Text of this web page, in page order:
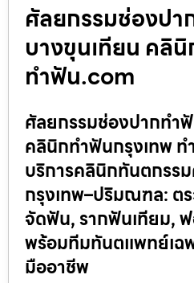
ศัลยกรรมช่องปา
บางขุนเทียน คลิ
ทำฟัน.com
ศัลยกรรมช่องปากทำ
คลินิกทำฟันกรุงเทพ
บริการคลินิกทันตกรร
กรุงเทพ–ปริมณฑล: ต
จัดฟัน, รากฟันเทียม,
พร้อมทีมทันตแพทย์เฉ
มืออาชีพ